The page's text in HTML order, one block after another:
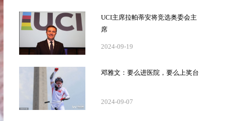
UCI主席拉帕蒂安将竞选奥委会主
席
2024-09-19
邓雅文：要么进医院，要么上奖台
2024-09-07